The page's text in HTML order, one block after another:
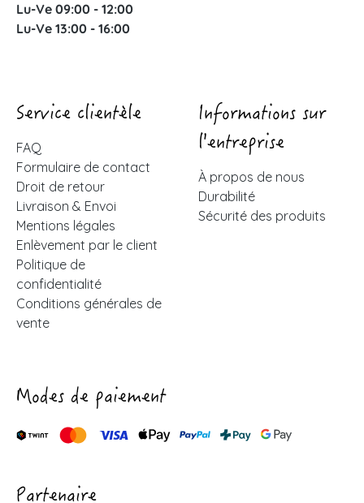
Lu-Ve 09:00 - 12:00
Lu-Ve 13:00 - 16:00
Service clientèle
FAQ
Formulaire de contact
Droit de retour
Livraison & Envoi
Mentions légales
Enlèvement par le client
Politique de
confidentialité
Conditions générales de
vente
Informations sur
l'entreprise
À propos de nous
Durabilité
Sécurité des produits
Modes de paiement
Partenaire